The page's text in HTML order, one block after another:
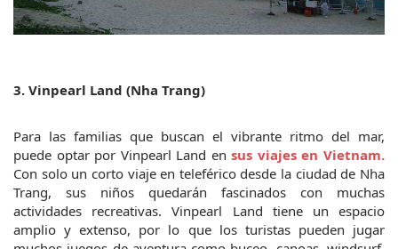
3. Vinpearl Land (Nha Trang)
Para las familias que buscan el vibrante ritmo del mar,
puede optar por Vinpearl Land en sus viajes en Vietnam.
Con solo un corto viaje en teleférico desde la ciudad de Nha
Trang, sus niños quedarán fascinados con muchas
actividades recreativas. Vinpearl Land tiene un espacio
amplio y extenso, por lo que los turistas pueden jugar